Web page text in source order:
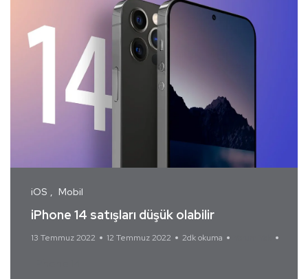
iOS Mobil
iPhone 14 satışları düşük olabilir
13 Temmuz 2022 12 Temmuz 2022 2dk okuma